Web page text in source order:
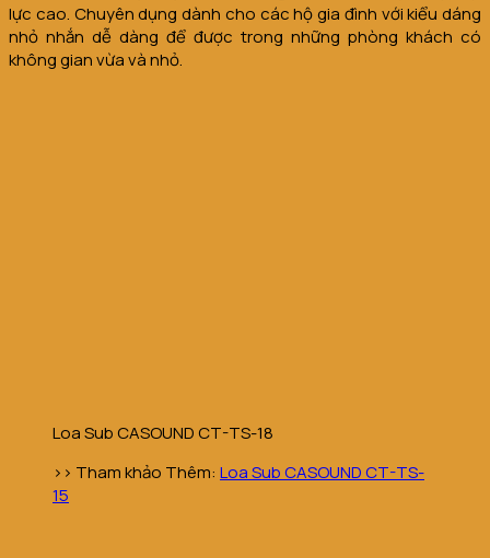
lực cao. Chuyên dụng dành cho các hộ gia đình với kiểu dáng
nhỏ nhắn dễ dàng để được trong những phòng khách có
không gian vừa và nhỏ.
Loa Sub CASOUND CT-TS-18
>> Tham khảo Thêm: Loa Sub CASOUND CT-TS-
15